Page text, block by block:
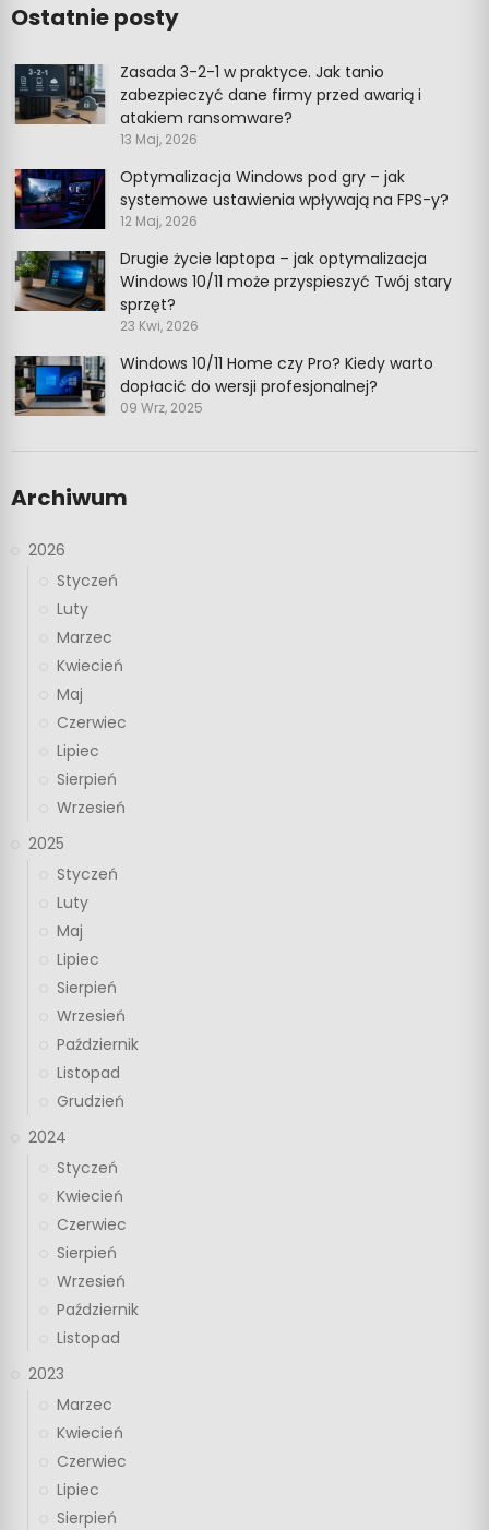
Ostatnie posty
Zasada 3-2-1 w praktyce. Jak tanio
zabezpieczyć dane firmy przed awarią i
atakiem ransomware?
13 Maj, 2026
Optymalizacja Windows pod gry – jak
systemowe ustawienia wpływają na FPS-y?
12 Maj, 2026
Drugie życie laptopa – jak optymalizacja
Windows 10/11 może przyspieszyć Twój stary
sprzęt?
23 Kwi, 2026
Windows 10/11 Home czy Pro? Kiedy warto
dopłacić do wersji profesjonalnej?
09 Wrz, 2025
Archiwum
2026
Styczeń
Luty
Marzec
Kwiecień
Maj
Czerwiec
Lipiec
Sierpień
Wrzesień
2025
Styczeń
Luty
Maj
Lipiec
Sierpień
Wrzesień
Październik
Listopad
Grudzień
2024
Styczeń
Kwiecień
Czerwiec
Sierpień
Wrzesień
Październik
Listopad
2023
Marzec
Kwiecień
Czerwiec
Lipiec
Sierpień